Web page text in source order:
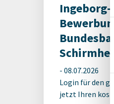
Ingeborg-
- 08.07.2026
Login für den
jetzt Ihren